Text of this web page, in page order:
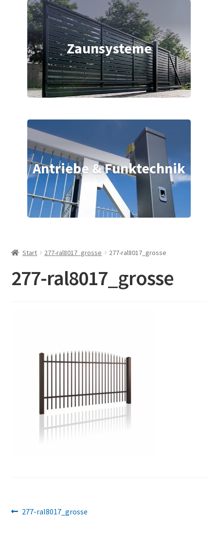
Zaunsysteme
Antriebe & Funktechnik
Start 277-ral8017_grosse 277-ral8017_grosse
277-ral8017_grosse
Beitragsnavigation
Vorheriger
277-ral8017_grosse